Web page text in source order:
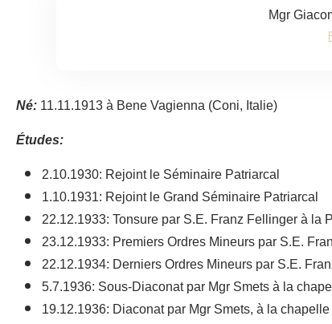
Mgr
Né:11.11.1913 à Bene Vagienna (Coni, Italie)
Études:
2.10.1930: Rejoint le Séminaire Patriarcal
1.10.1931: Rejoint le Grand Séminaire Patriarcal
22.12.1933: Tonsure par S.E. Franz Fellinger à la
23.12.1933: Premiers Ordres Mineurs par S.E.
22.12.1934: Derniers Ordres Mineurs par S.E.
5.7.1936: Sous-Diaconat par Mgr Smets à la
19.12.1936: Diaconat par Mgr Smets, à la